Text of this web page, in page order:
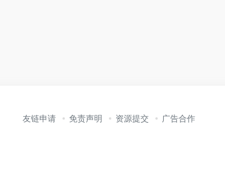
友链申请 免责声明 资源提交 广告合作